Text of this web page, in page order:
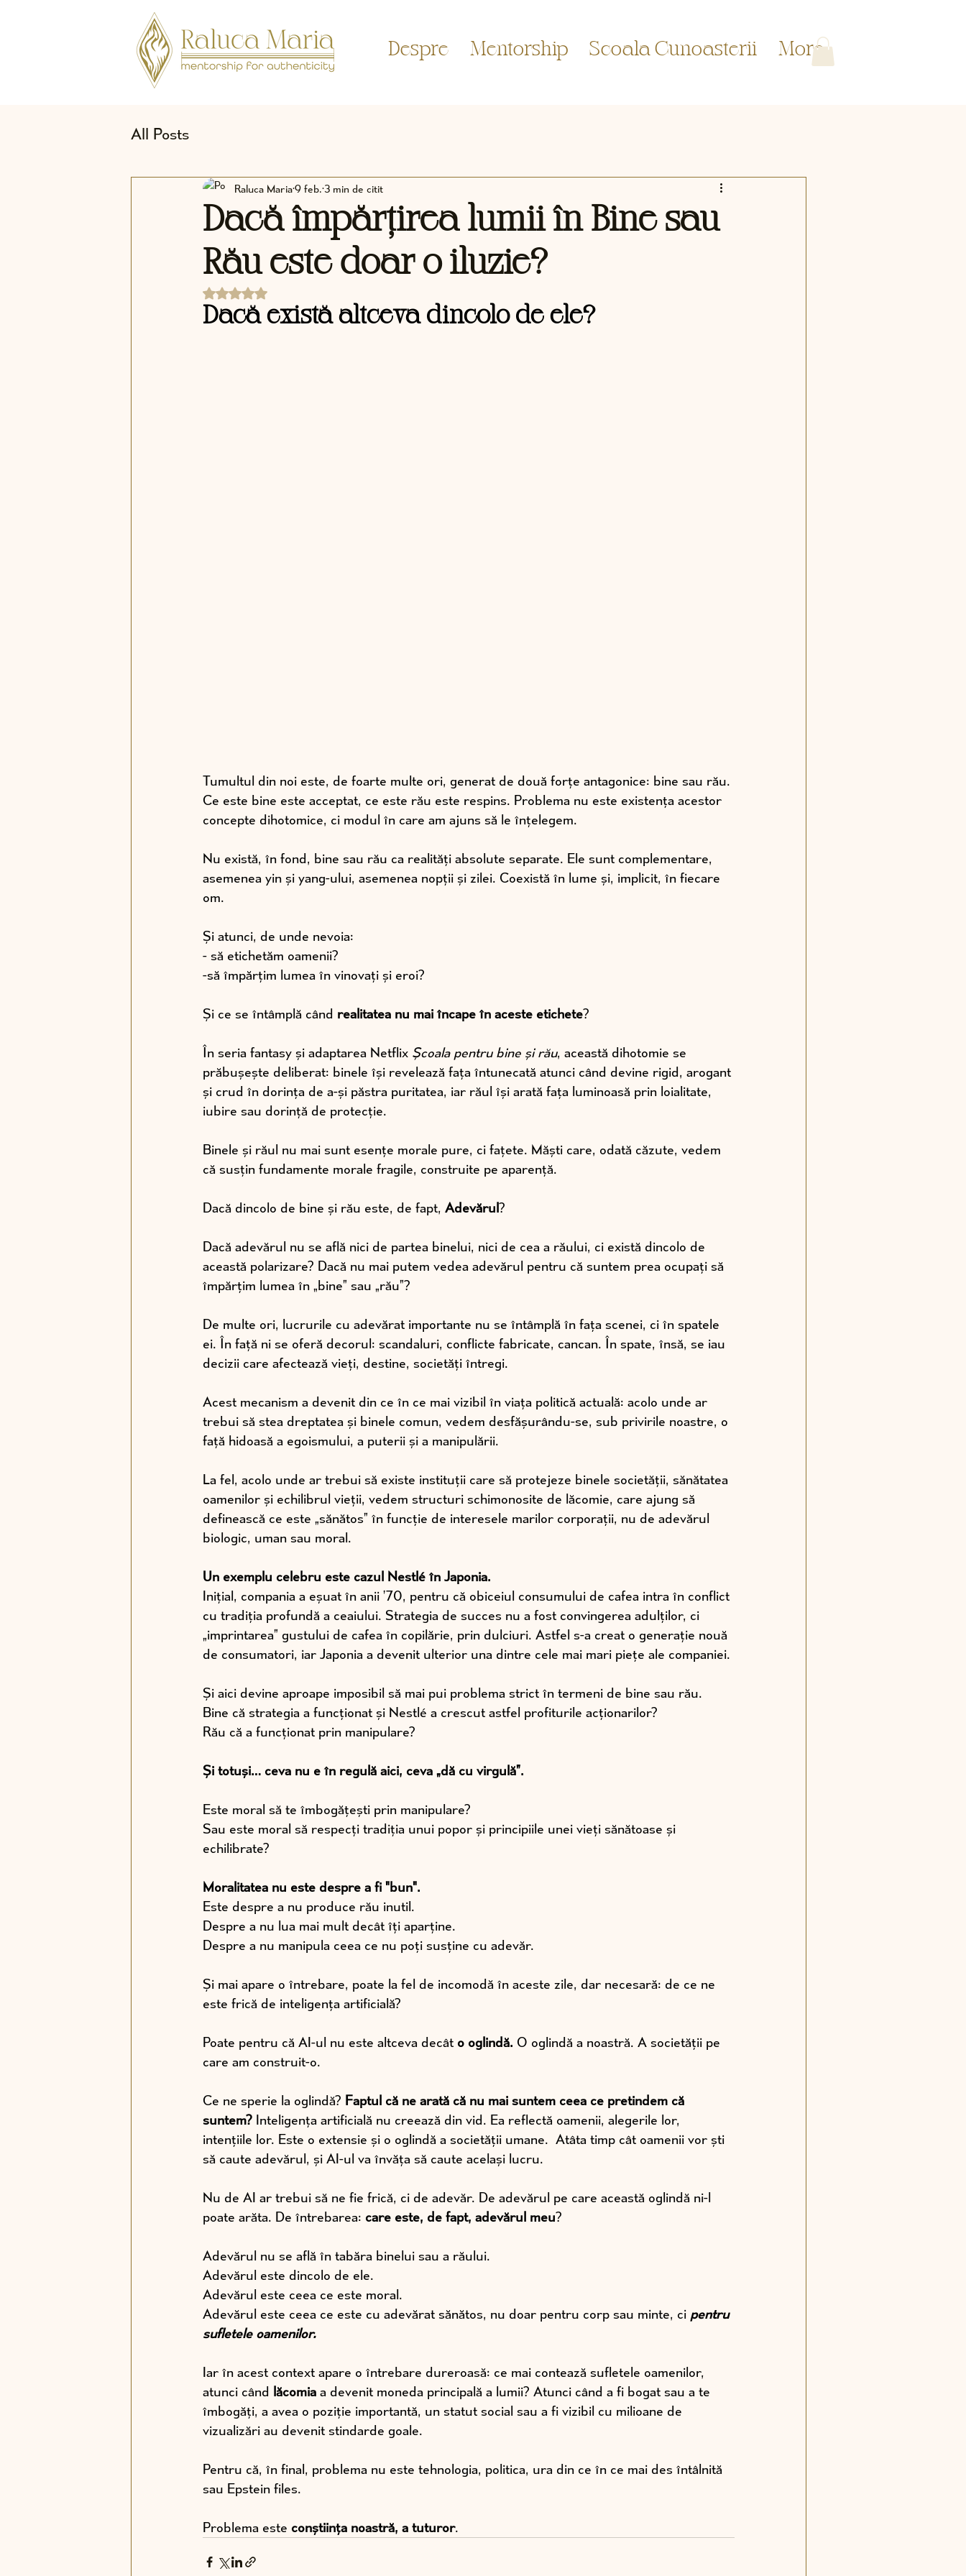
Despre Mentorship Scoala Cunoasterii More
All Posts
Dacă împărțirea lumii în Bine sau
Rău este doar o iluzie?
Raluca Maria9 feb. 3 min de citit
Evaluat(ă) cu NaN din 5 stele.
Dacă există altceva dincolo de ele?
Tumultul din noi este, de foarte multe ori, generat de două forțe antagonice: bine sau rău.
Ce este bine este acceptat, ce este rău este respins. Problema nu este existența acestor
concepte dihotomice, ci modul în care am ajuns să le înțelegem.
Nu există, în fond, bine sau rău ca realități absolute separate. Ele sunt complementare,
asemenea yin și yang-ului, asemenea nopții și zilei. Coexistă în lume și, implicit, în fiecare
om.
Și atunci, de unde nevoia:
- să etichetăm oamenii?
-să împărțim lumea în vinovați și eroi?
Și ce se întâmplă când realitatea nu mai încape în aceste etichete?
În seria fantasy și adaptarea Netflix Școala pentru bine și rău, această dihotomie se
prăbușește deliberat: binele își revelează fața întunecată atunci când devine rigid, arogant
și crud în dorința de a-și păstra puritatea, iar răul își arată fața luminoasă prin loialitate,
iubire sau dorință de protecție.
Binele și răul nu mai sunt esențe morale pure, ci fațete. Măști care, odată căzute, vedem
că susțin fundamente morale fragile, construite pe aparență.
Dacă dincolo de bine și rău este, de fapt, Adevărul?
Dacă adevărul nu se află nici de partea binelui, nici de cea a răului, ci există dincolo de
această polarizare? Dacă nu mai putem vedea adevărul pentru că suntem prea ocupați să
împărțim lumea în „bine” sau „rău”?
De multe ori, lucrurile cu adevărat importante nu se întâmplă în fața scenei, ci în spatele
ei. În față ni se oferă decorul: scandaluri, conflicte fabricate, cancan. În spate, însă, se iau
decizii care afectează vieți, destine, societăți întregi.
Acest mecanism a devenit din ce în ce mai vizibil în viața politică actuală: acolo unde ar
trebui să stea dreptatea și binele comun, vedem desfășurându-se, sub privirile noastre, o
față hidoasă a egoismului, a puterii și a manipulării.
La fel, acolo unde ar trebui să existe instituții care să protejeze binele societății, sănătatea
oamenilor și echilibrul vieții, vedem structuri schimonosite de lăcomie, care ajung să
definească ce este „sănătos” în funcție de interesele marilor corporații, nu de adevărul
biologic, uman sau moral.
Un exemplu celebru este cazul Nestlé în Japonia.
Inițial, compania a eșuat în anii ’70, pentru că obiceiul consumului de cafea intra în conflict
cu tradiția profundă a ceaiului. Strategia de succes nu a fost convingerea adulților, ci
„imprintarea” gustului de cafea în copilărie, prin dulciuri. Astfel s-a creat o generație nouă
de consumatori, iar Japonia a devenit ulterior una dintre cele mai mari piețe ale companiei.
Și aici devine aproape imposibil să mai pui problema strict în termeni de bine sau rău.
Bine că strategia a funcționat și Nestlé a crescut astfel profiturile acționarilor?
Rău că a funcționat prin manipulare?
Și totuși… ceva nu e în regulă aici, ceva „dă cu virgulă”.
Este moral să te îmbogățești prin manipulare?
Sau este moral să respecți tradiția unui popor și principiile unei vieți sănătoase și
echilibrate?
Moralitatea nu este despre a fi "bun".
Este despre a nu produce rău inutil.
Despre a nu lua mai mult decât îți aparține.
Despre a nu manipula ceea ce nu poți susține cu adevăr.
Și mai apare o întrebare, poate la fel de incomodă în aceste zile, dar necesară: de ce ne
este frică de inteligența artificială?
Poate pentru că AI-ul nu este altceva decât o oglindă. O oglindă a noastră. A societății pe
care am construit-o.
Ce ne sperie la oglindă? Faptul că ne arată că nu mai suntem ceea ce pretindem că
suntem? Inteligența artificială nu creează din vid. Ea reflectă oamenii, alegerile lor,
intențiile lor. Este o extensie și o oglindă a societății umane.  Atâta timp cât oamenii vor ști
să caute adevărul, și AI-ul va învăța să caute același lucru.
Nu de AI ar trebui să ne fie frică, ci de adevăr. De adevărul pe care această oglindă ni-l
poate arăta. De întrebarea: care este, de fapt, adevărul meu?
Adevărul nu se află în tabăra binelui sau a răului.
Adevărul este dincolo de ele.
Adevărul este ceea ce este moral.
Adevărul este ceea ce este cu adevărat sănătos, nu doar pentru corp sau minte, ci pentru
sufletele oamenilor.
Iar în acest context apare o întrebare dureroasă: ce mai contează sufletele oamenilor,
atunci când lăcomia a devenit moneda principală a lumii? Atunci când a fi bogat sau a te
îmbogăți, a avea o poziție importantă, un statut social sau a fi vizibil cu milioane de
vizualizări au devenit stindarde goale.
Pentru că, în final, problema nu este tehnologia, politica, ura din ce în ce mai des întâlnită
sau Epstein files.
Problema este conștiința noastră, a tuturor.